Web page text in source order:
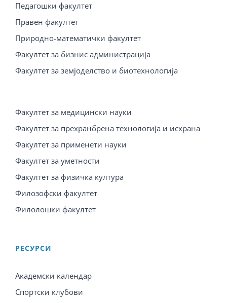
Педагошки факултет
Правен факултет
Природно-математички факултет
Факултет за бизнис администрација
Факултет за земјоделство и биотехнологија
Факултет за медицински науки
Факултет за прехранбрена технологија и исхрана
Факултет за применети науки
Факултет за уметности
Факултет за физичка култура
Филозофски факултет
Филолошки факултет
PЕСУРСИ
Академски календар
Спортски клубови